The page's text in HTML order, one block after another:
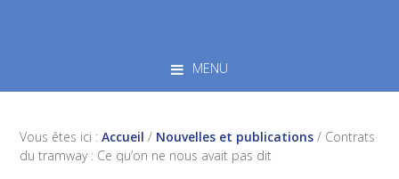
MENU
Vous êtes ici :Accueil / Nouvelles et publications / Contrats
du tramway : Ce qu’on ne nous avait pas dit